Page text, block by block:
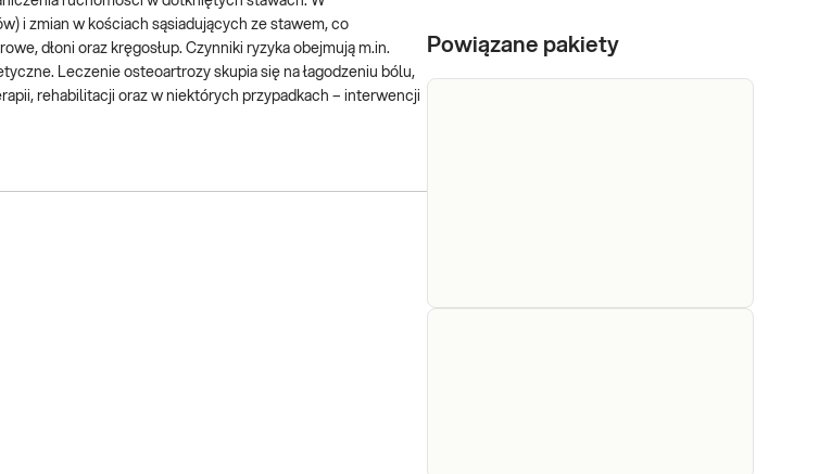
i zmian w kościach sąsiadujących ze stawem, co
dłoni oraz kręgosłup. Czynniki ryzyka obejmują m.in.
Leczenie osteoartrozy skupia się na łagodzeniu bólu,
rehabilitacji oraz w niektórych przypadkach – interwencji
Powiązane pakiety